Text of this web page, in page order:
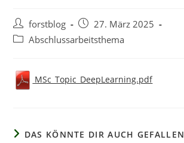
Beitrags-
Autor:
forstblog
Beitrag
veröffentlicht:
27. März 2025
Beitrags-
Abschlussarbeitsthema
MSc_Topic_DeepLearning.pdf
DAS KÖNNTE DIR AUCH GEFALLEN